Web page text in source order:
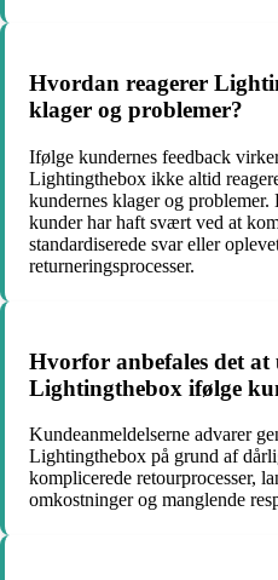
Hvordan reagerer
klager og problemer?
Ifølge kundernes feedback
Lightingthebox ikke altid
kundernes klager og
kunder har haft svært ved at
standardiserede svar eller
returneringsprocesser.
Hvorfor anbefales det at
Lightingthebox ifølge
Kundeanmeldelserne advarer
Lightingthebox på grund af
komplicerede retourprocesser,
omkostninger og manglende